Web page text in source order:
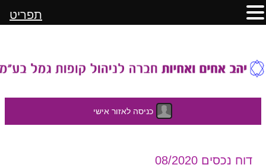
כניסה לאזור אישי
דוח נכסים 08/2020
תפריט